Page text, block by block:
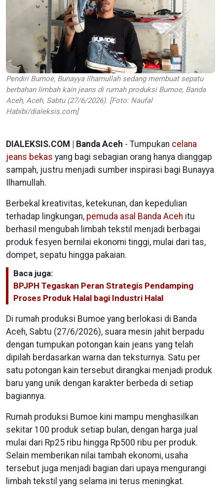
Pendiri Bumoe, Bunayya Ilhamullah sedang membuat sepatu
berbahan limbah kain jeans di rumah produksi Bumoe, Banda
Aceh, Aceh, Sabtu (27/6/2026). [Foto: Naufal
Habibi/dialeksis.com]
DIALEKSIS.COM | Banda Aceh - Tumpukan celana
jeans bekas yang bagi sebagian orang hanya dianggap
sampah, justru menjadi sumber inspirasi bagi Bunayya
Ilhamullah.
Berbekal kreativitas, ketekunan, dan kepedulian
terhadap lingkungan, pemuda asal Banda Aceh itu
berhasil mengubah limbah tekstil menjadi berbagai
produk fesyen bernilai ekonomi tinggi, mulai dari tas,
dompet, sepatu hingga pakaian.
Baca juga:
BPJPH Tegaskan Peran Strategis Pendamping
Proses Produk Halal bagi Industri Halal
Di rumah produksi Bumoe yang berlokasi di Banda
Aceh, Sabtu (27/6/2026), suara mesin jahit berpadu
dengan tumpukan potongan kain jeans yang telah
dipilah berdasarkan warna dan teksturnya. Satu per
satu potongan kain tersebut dirangkai menjadi produk
baru yang unik dengan karakter berbeda di setiap
bagiannya.
Rumah produksi Bumoe kini mampu menghasilkan
sekitar 100 produk setiap bulan, dengan harga jual
mulai dari Rp25 ribu hingga Rp500 ribu per produk.
Selain memberikan nilai tambah ekonomi, usaha
tersebut juga menjadi bagian dari upaya mengurangi
limbah tekstil yang selama ini terus meningkat.